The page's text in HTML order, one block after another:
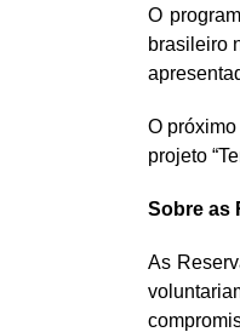
O
brasileiro
O
projeto
Sobre as
As